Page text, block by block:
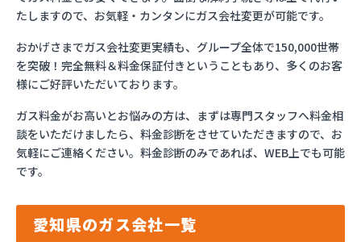
たしますので、お気軽・カンタンにガス会社変更が可能です。
おかげさまでガス会社変更実績も、グループ全体で150,000世帯
を突破！完全無料＆料金保証付きということもあり、多くのお客
様にご好評いただいております。
ガス料金がお高いとお悩みの方は、まずは専門スタッフへ料金相
談をいただけましたら、料金診断をさせていただきますので、お
気軽にご連絡ください。料金診断のみであれば、WEB上でも可能
です。
愛知県のガス会社一覧